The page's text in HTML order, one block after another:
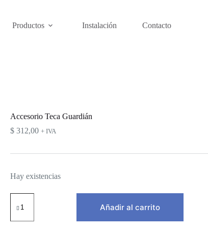
Productos Instalación Contacto
Accesorio Teca Guardián
$312,00 + IVA
Hay existencias
Teca
cantidad
Añadir al carrito